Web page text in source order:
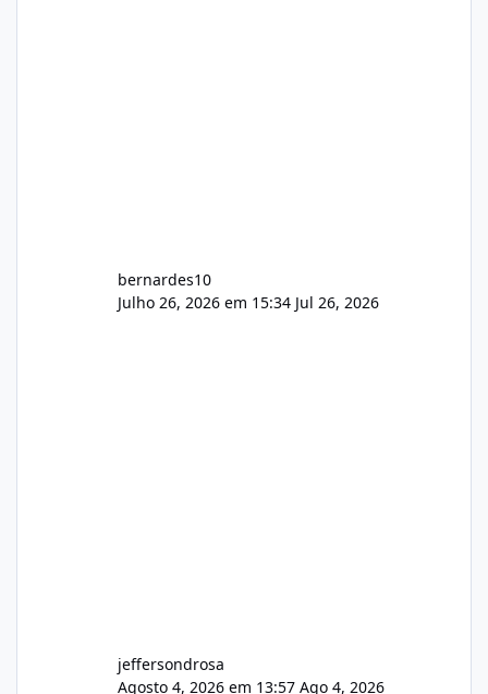
bernardes10
Julho 26, 2026 em 15:34 Jul 26, 2026
jeffersondrosa
Agosto 4, 2026 em 13:57 Ago 4, 2026